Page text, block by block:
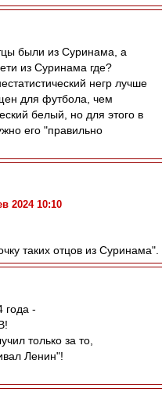
были из Суринама, а
из Суринама где?
негр лучше
для футбола, чем
белый, но для этого в
его "правильно
2024 10:10
таких отцов из Суринама".
года -
только за то,
Ленин"!